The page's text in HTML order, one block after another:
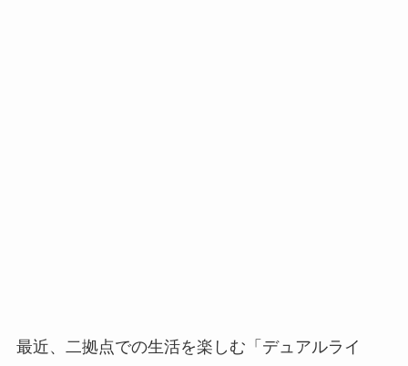
最近、二拠点での生活を楽しむ「デュアルライ